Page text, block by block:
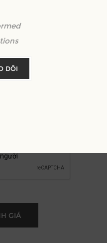
DÕI